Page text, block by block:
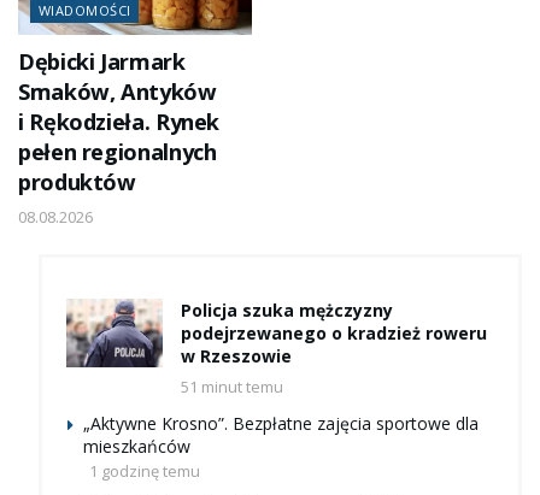
WIADOMOŚCI
Dębicki Jarmark
Smaków, Antyków
i Rękodzieła. Rynek
pełen regionalnych
produktów
08.08.2026
Policja szuka mężczyzny
podejrzewanego o kradzież roweru
w Rzeszowie
51 minut temu
„Aktywne Krosno”. Bezpłatne zajęcia sportowe dla
mieszkańców
1 godzinę temu